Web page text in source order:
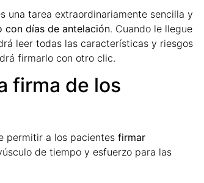
una tarea extraordinariamente sencilla y
con días de antelación. Cuando le llegue
leer todas las características y riesgos
firmarlo con otro clic.
firma de los
permitir a los pacientes firmar
de tiempo y esfuerzo para las